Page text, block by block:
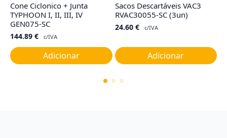
Cone Ciclonico + Junta
TYPHOON I, II, III, IV
GEN075-SC
144.89 € c/IVA
Adicionar
Sacos Descartáveis VAC3
RVAC30055-SC (3un)
24.60 € c/IVA
Adicionar